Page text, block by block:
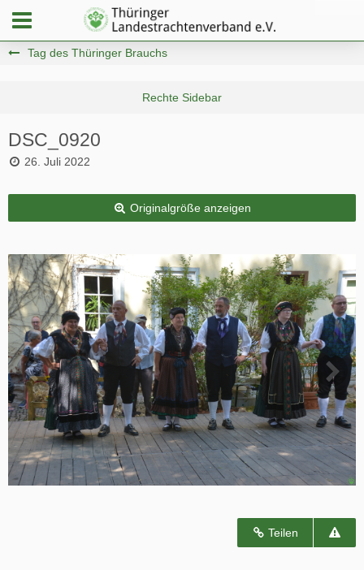
Tag des Thüringer Brauchs
DSC_0920
26. Juli 2022
Originalgröße anzeigen
Teilen